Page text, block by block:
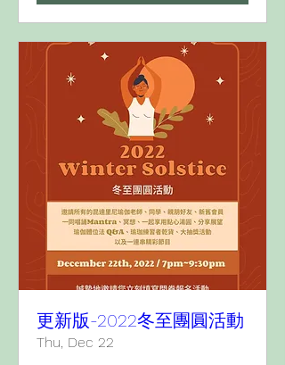
更新版-2022冬至團圓活動
Thu, Dec 22